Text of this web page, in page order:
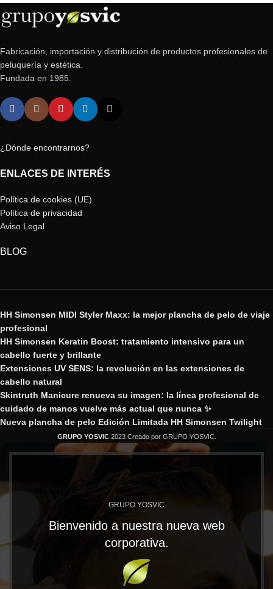
Fabricación, importación y distribución de productos profesionales de
peluquería y estética.
Fundada en 1985.
¿Dónde encontrarnos?
ENLACES DE INTERÉS
Política de cookies (UE)
Política de privacidad
Aviso Legal
BLOG
HH Simonsen MIDI Styler Maxx: la mejor plancha de pelo de viaje
profesional
HH Simonsen Keratin Boost: tratamiento intensivo para un
cabello fuerte y brillante
Extensiones UV SENS: la revolución en las extensiones de
cabello natural
Skintruth Manicure renueva su imagen: la línea profesional de
cuidado de manos vuelve más actual que nunca ✨
Nueva plancha de pelo Edición Limitada HH Simonsen Twilight
GRUPO YOSVIC 2023 Creado por GRUPO YOSVIC.
GRUPO YOSVIC
Bienvenido a nuestra nueva web
corporativa.